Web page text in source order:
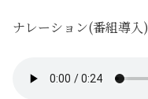
ナレーション(番組導入)